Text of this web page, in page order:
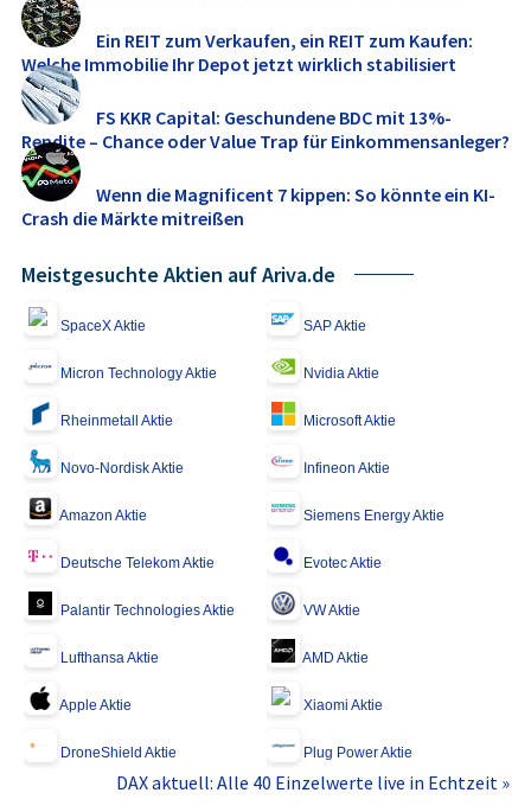
Ein REIT zum Verkaufen, ein REIT zum Kaufen:
Welche Immobilie Ihr Depot jetzt wirklich stabilisiert
FS KKR Capital: Geschundene BDC mit 13%-
Rendite – Chance oder Value Trap für Einkommensanleger?
Wenn die Magnificent 7 kippen: So könnte ein KI-
Crash die Märkte mitreißen
Meistgesuchte Aktien auf Ariva.de
SpaceX Aktie SAP Aktie
Micron Technology Aktie Nvidia Aktie
Rheinmetall Aktie Microsoft Aktie
Novo-Nordisk Aktie Infineon Aktie
Amazon Aktie Siemens Energy Aktie
Deutsche Telekom Aktie Evotec Aktie
Palantir Technologies Aktie VW Aktie
Lufthansa Aktie AMD Aktie
Apple Aktie Xiaomi Aktie
DroneShield Aktie Plug Power Aktie
DAX aktuell: Alle 40 Einzelwerte live in Echtzeit »